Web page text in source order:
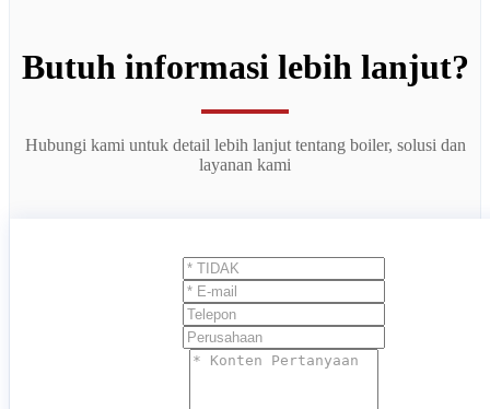
Butuh informasi lebih lanjut?
Hubungi kami untuk detail lebih lanjut tentang boiler, solusi dan
layanan kami